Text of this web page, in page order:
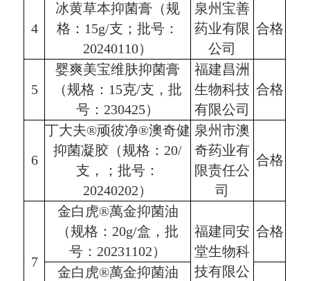
4
冰黄草本抑菌膏（规
格：15g/支；批号：
20240110）
泉州宝善
药业有限
公司
合格
5
婴爽美宝维肤抑菌膏
（规格：15克/支，批
号：230425）
福建昌洲
生物科技
有限公司
合格
6
丁大夫®顽彼净®澳奇健
抑菌凝胶（规格：20/
支，；批号：
20240202）
泉州市澳
奇药业有
限责任公
司
合格
7
金白虎®萬金抑菌油
（规格：20g/盒，批
号：20231102）
福建同安
堂生物科
技有限公
合格
金白虎®萬金抑菌油